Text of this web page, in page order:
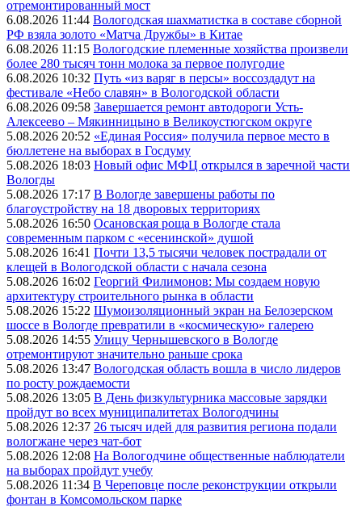
отремонтированный мост
6.08.2026 11:44 Вологодская шахматистка в составе сборной
РФ взяла золото «Матча Дружбы» в Китае
6.08.2026 11:15 Вологодские племенные хозяйства произвели
более 280 тысяч тонн молока за первое полугодие
6.08.2026 10:32 Путь «из варяг в персы» воссоздадут на
фестивале «Небо славян» в Вологодской области
6.08.2026 09:58 Завершается ремонт автодороги Усть-
Алексеево – Мякинницыно в Великоустюгском округе
5.08.2026 20:52 «Единая Россия» получила первое место в
бюллетене на выборах в Госдуму
5.08.2026 18:03 Новый офис МФЦ открылся в заречной части
Вологды
5.08.2026 17:17 В Вологде завершены работы по
благоустройству на 18 дворовых территориях
5.08.2026 16:50 Осановская роща в Вологде стала
современным парком с «есенинской» душой
5.08.2026 16:41 Почти 13,5 тысячи человек пострадали от
клещей в Вологодской области с начала сезона
5.08.2026 16:02 Георгий Филимонов: Мы создаем новую
архитектуру строительного рынка в области
5.08.2026 15:22 Шумоизоляционный экран на Белозерском
шоссе в Вологде превратили в «космическую» галерею
5.08.2026 14:55 Улицу Чернышевского в Вологде
отремонтируют значительно раньше срока
5.08.2026 13:47 Вологодская область вошла в число лидеров
по росту рождаемости
5.08.2026 13:05 В День физкультурника массовые зарядки
пройдут во всех муниципалитетах Вологодчины
5.08.2026 12:37 26 тысяч идей для развития региона подали
вологжане через чат-бот
5.08.2026 12:08 На Вологодчине общественные наблюдатели
на выборах пройдут учебу
5.08.2026 11:34 В Череповце после реконструкции открыли
фонтан в Комсомольском парке